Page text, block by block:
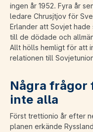
ingen år 1952. Fyra år
ledare Chrusjtjov för
Erlander att Sovjet hade
till de dödade och
Allt hölls hemligt för att
relationen till
Några frågor
inte alla
Först trettionio år efter
planen erkände